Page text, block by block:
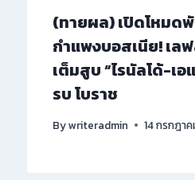
(ทายผล) เปิดโหมด
กำแพงบอสเนีย! เล
เต็มสูบ “ไรนัลโด้-เ
รบ โบราช
Bywriteradmin 14 กรกฎา